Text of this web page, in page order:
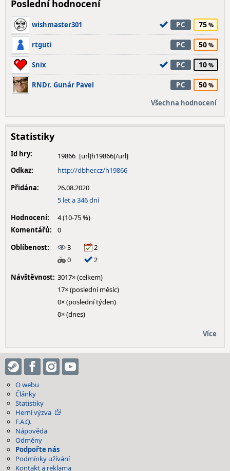
Poslední hodnocení
wishmaster301 PC 75
rtguti PC 50
Snix PC 10
RNDr. Gunár Pavel PC 50
Všechna hodnocení
Statistiky
Id hry:
19866
Odkaz:
http://dbher.cz/h19866
Přidána:
26.08.2020
5 let a 346 dní
Hodnocení:
4 (10-75 %)
Komentářů:
0
Oblíbenost:
3
2
0
2
Návštěvnost: 3017× (celkem)
17× (poslední měsíc)
0× (poslední týden)
0× (dnes)
Více
O webu
Články
Statistiky
Herní výzva
F.A.Q.
Nápověda
Odměny
Podpořte nás
Podmínky užívání
Kontakt a reklama